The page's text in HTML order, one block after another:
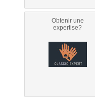
Obtenir une
expertise?